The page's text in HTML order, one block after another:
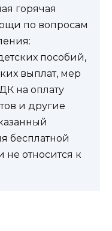
горячая
по вопросам
пособий,
выплат, мер
на оплату
и другие
бесплатной
не относится к